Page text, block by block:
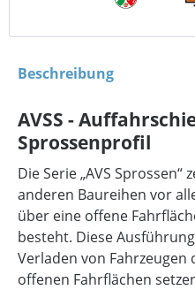
Beschreibung
AVSS -
Sprossenprofil
Die Serie „AVS
anderen Baureihen vor
über eine offene
besteht. Diese
Verladen von
offenen Fahrflächen